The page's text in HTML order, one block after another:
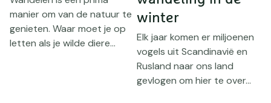
manier om van de natuur te
genieten. Waar moet je op
letten als je wilde diere...
winter
Elk jaar komen er miljoenen
vogels uit Scandinavië en
Rusland naar ons land
gevlogen om hier te over...